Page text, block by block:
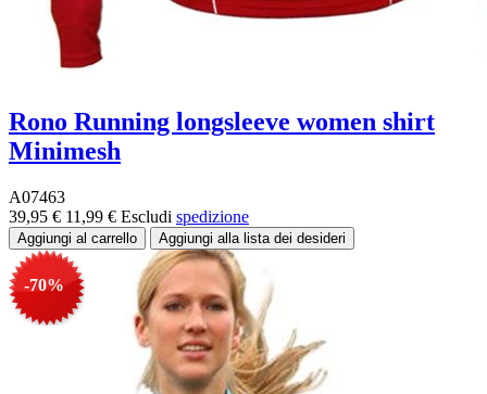
Rono Running longsleeve women shirt
Minimesh
A07463
39,95 € 11,99 € Escludi spedizione
-70%